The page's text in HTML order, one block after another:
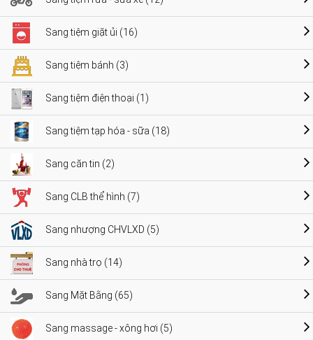
Sang tiệm giặt ủi (16)
Sang tiệm bánh (3)
Sang tiệm điện thoại (1)
Sang tiệm tạp hóa - sữa (18)
Sang căn tin (2)
Sang CLB thể hình (7)
Sang nhượng CHVLXD (5)
Sang nhà trọ (14)
Sang Mặt Bằng (65)
Sang massage - xông hơi (5)